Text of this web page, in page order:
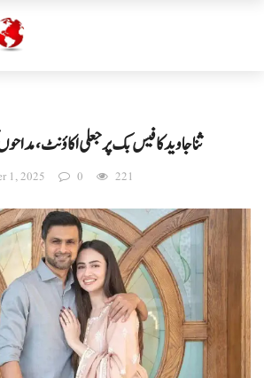
ثنا جاوید کا فیس بک پر جعلی اکاؤنٹ،
1, 2025 0 221